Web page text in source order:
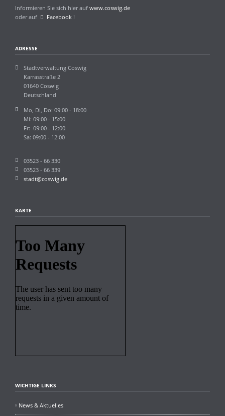
Informieren Sie sich hier auf www.coswig.de
oder auf
Facebook !
ADRESSE
Stadtverwaltung Coswig
Karrasstraße 2
01640 Coswig
Deutschland
Mo, Di, Do: 09:00 - 18:00
Mi: 09:00 - 15:00
Fr: 09:00 - 12:00
Sa: 09:00 - 12:00
03523 - 66 330
03523 - 66 339
stadt@coswig.de
KARTE
WICHTIGE LINKS
News & Aktuelles